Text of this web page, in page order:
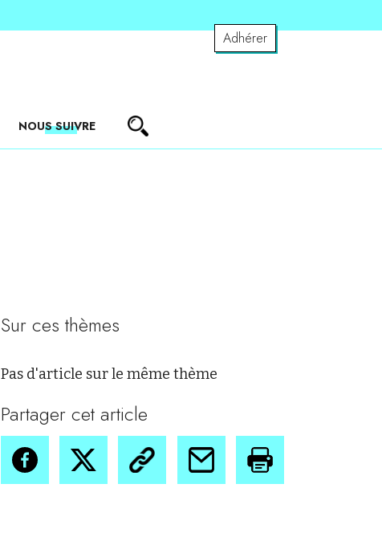
Adhérer
NOUS SUIVRE
Sur ces thèmes
Pas d'article sur le même thème
Partager cet article